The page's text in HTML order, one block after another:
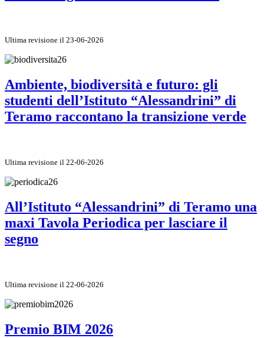
Ultima revisione il 23-06-2026
Ambiente, biodiversità e futuro: gli
studenti dell’Istituto “Alessandrini” di
Teramo raccontano la transizione verde
Ultima revisione il 22-06-2026
All’Istituto “Alessandrini” di Teramo una
maxi Tavola Periodica per lasciare il
segno
Ultima revisione il 22-06-2026
Premio BIM 2026